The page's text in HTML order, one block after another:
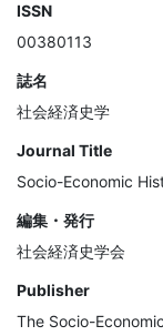
ISSN
00380113
誌名
社会経済史学
Journal Title
Socio-Economic
編集・発行
社会経済史学会
Publisher
The Socio-